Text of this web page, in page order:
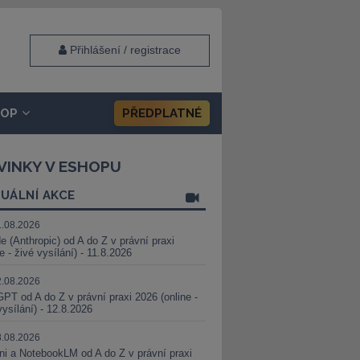
Přihlášení / registrace
PŘEDPLATNÉ
V ESHOPU
AKCE
(Anthropic) od A do Z v právní praxi
- živé vysílání) - 11.8.2026
od A do Z v právní praxi 2026 (online -
- 12.8.2026
a NotebookLM od A do Z v právní praxi